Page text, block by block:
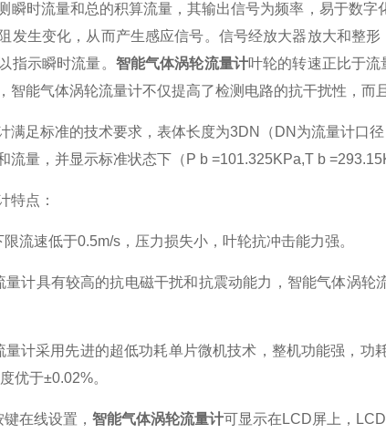
瞬时流量和总的积算流量，其输出信号为频率，易于数
发生变化，从而产生感应信号。信号经放大器放大和整
指示瞬时流量。 智能气体涡轮流量计叶轮的转速正比于
智能气体涡轮流量计不仅提高了检测电路的抗干扰性，而
足标准的技术要求，表体长度为3DN（DN为流量计口径
流量，并显示标准状态下（P b =101.325KPa,T b
点：
速低于0.5m/s，压力损失小，叶轮抗冲击能力强。
具有较高的抗电磁干扰和抗震动能力，智能气体涡轮
采用先进的超低功耗单片微机技术，整机功能强，功
优于±0.02%。
在线设置， 智能气体涡轮流量计可显示在LCD屏上，